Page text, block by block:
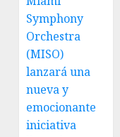
Symphony
Orchestra
(MISO)
lanzará una
nueva y
emocionante
iniciativa